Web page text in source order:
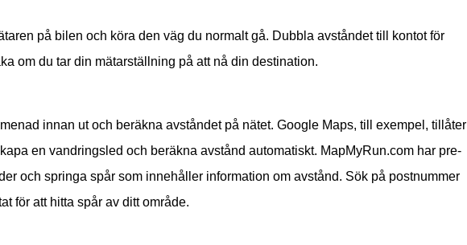
på bilen och köra den väg du normalt gå. Dubbla avståndet till kontot för
om du tar din mätarställning på att nå din destination.
innan ut och beräkna avståndet på nätet. Google Maps, till exempel, tillåter
en vandringsled och beräkna avstånd automatiskt. MapMyRun.com har pre-
och springa spår som innehåller information om avstånd. Sök på postnummer
för att hitta spår av ditt område.